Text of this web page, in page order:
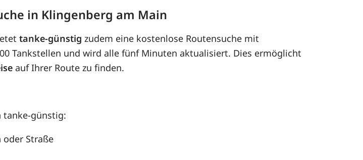
in Klingenberg am Main
tanke-günstig zudem eine kostenlose Routensuche mit
Tankstellen und wird alle fünf Minuten aktualisiert. Dies ermöglicht
auf Ihrer Route zu finden.
tanke-günstig:
Straße